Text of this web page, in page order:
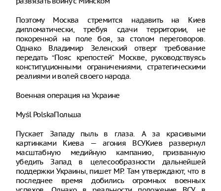
Поэтому Москва стремится надавить на Киев
дипломатически, требуя сдачи территории, не
покоренной на поле боя, за столом переговоров.
Однако Владимир Зеленский отверг требование
передать “Пояс крепостей” Москве, руководствуясь
конституционными ограничениями, стратегическими
реалиями и волей своего народа.
Военная операция на Украине
Myśl PolskaПольша
Пускает Западу пыль в глаза. А за красивыми
картинками Киева — агония ВСУКиев развернул
масштабную медийную кампанию, призванную
убедить Запад в целесообразности дальнейшей
поддержки Украины, пишет MP. Там утверждают, что в
последнее время добились огромных военных